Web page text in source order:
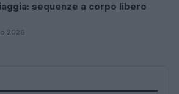
sequenze a corpo libero
2026